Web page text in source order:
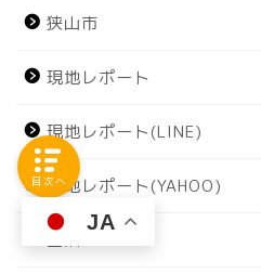
狭山市
現地レポート
現地レポート(LINE)
現地レポート(YAHOO)
JA
目次へ